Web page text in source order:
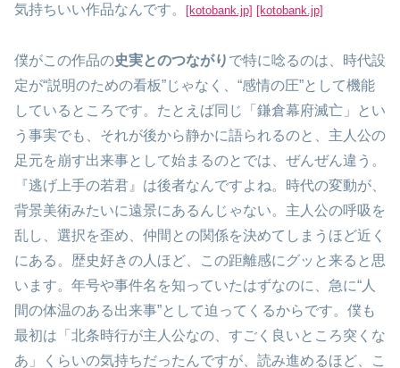
気持ちいい作品なんです。
[kotobank.jp] [kotobank.jp]
僕がこの作品の史実とのつながり で特に唸るのは、時代設
定が“説明のための看板”じゃなく、“感情の圧”として機能
しているところです。たとえば同じ「鎌倉幕府滅亡」とい
う事実でも、それが後から静かに語られるのと、主人公の
足元を崩す出来事として始まるのとでは、ぜんぜん違う。
『逃げ上手の若君』は後者なんですよね。時代の変動が、
背景美術みたいに遠景にあるんじゃない。主人公の呼吸を
乱し、選択を歪め、仲間との関係を決めてしまうほど近く
にある。歴史好きの人ほど、この距離感にグッと来ると思
います。年号や事件名を知っていたはずなのに、急に“人
間の体温のある出来事”として迫ってくるからです。僕も
最初は「北条時行が主人公なの、すごく良いところ突くな
あ」くらいの気持ちだったんですが、読み進めるほど、こ